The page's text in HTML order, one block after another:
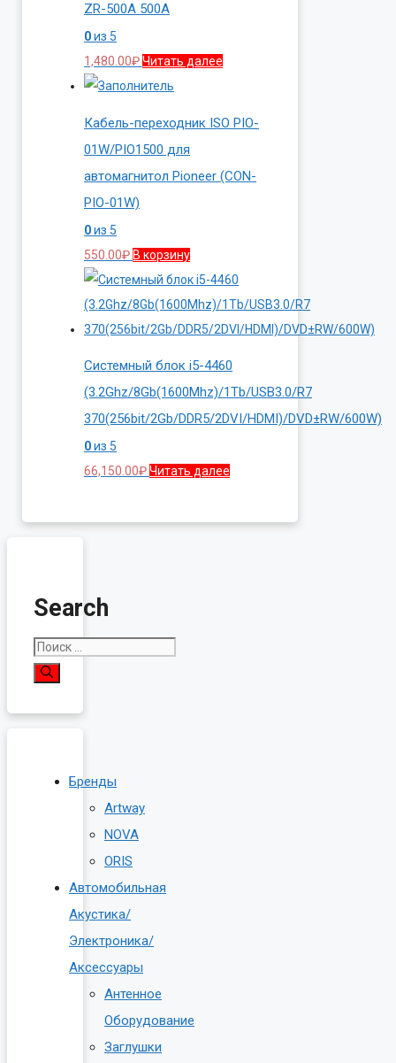
ZR-500A 500A
0из 5
1,480.00₽Читать далее
Кабель-переходник ISO PIO-
01W/PIO1500 для
автомагнитол Pioneer (CON-
PIO-01W)
0из 5
550.00₽ В корзину
Системный блок i5-4460
(3.2Ghz/8Gb(1600Mhz)/1Tb/USB3.0/R7
370(256bit/2Gb/DDR5/2DVI/HDMI)/DVD±RW/600W)
0из 5
66,150.00₽Читать далее
Search
Поиск:
Бренды
Artway
NOVA
ORIS
Автомобильная
Акустика/
Электроника/
Аксессуары
Антенное
Оборудование
Заглушки